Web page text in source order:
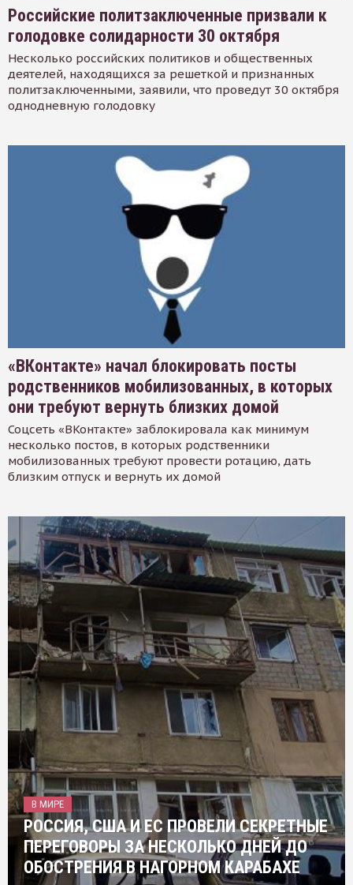
Российские политзаключенные призвали к
голодовке солидарности 30 октября
Несколько российских политиков и общественных
деятелей, находящихся за решеткой и признанных
политзаключенными, заявили, что проведут 30 октября
однодневную голодовку
«ВКонтакте» начал блокировать посты
родственников мобилизованных, в которых
они требуют вернуть близких домой
Соцсеть «ВКонтакте» заблокировала как минимум
несколько постов, в которых родственники
мобилизованных требуют провести ротацию, дать
близким отпуск и вернуть их домой
В МИРЕ
РОССИЯ, США И ЕС ПРОВЕЛИ СЕКРЕТНЫЕ
ПЕРЕГОВОРЫ ЗА НЕСКОЛЬКО ДНЕЙ ДО
ОБОСТРЕНИЯ В НАГОРНОМ КАРАБАХЕ